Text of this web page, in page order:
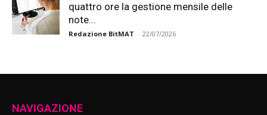
quattro ore la gestione mensile delle
note...
Redazione BitMAT - 22/07/2026
NAVIGAZIONE